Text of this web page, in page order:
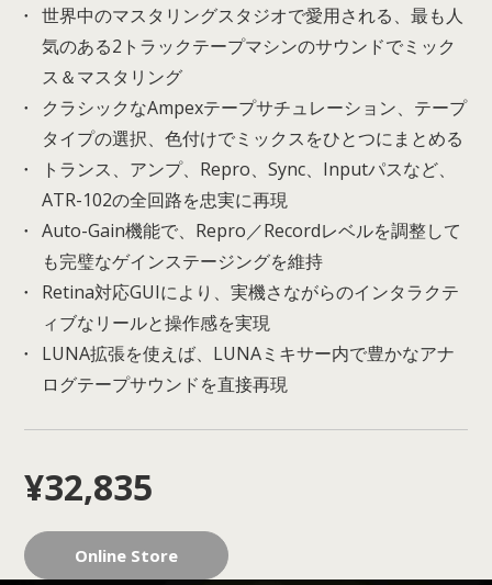
世界中のマスタリングスタジオで愛用される、最も人
気のある2トラックテープマシンのサウンドでミック
ス＆マスタリング
クラシックなAmpexテープサチュレーション、テープ
タイプの選択、色付けでミックスをひとつにまとめる
トランス、アンプ、Repro、Sync、Inputパスなど、
ATR-102の全回路を忠実に再現
Auto-Gain機能で、Repro／Recordレベルを調整して
も完璧なゲインステージングを維持
Retina対応GUIにより、実機さながらのインタラクテ
ィブなリールと操作感を実現
LUNA拡張を使えば、LUNAミキサー内で豊かなアナ
ログテープサウンドを直接再現
¥32,835
Online Store